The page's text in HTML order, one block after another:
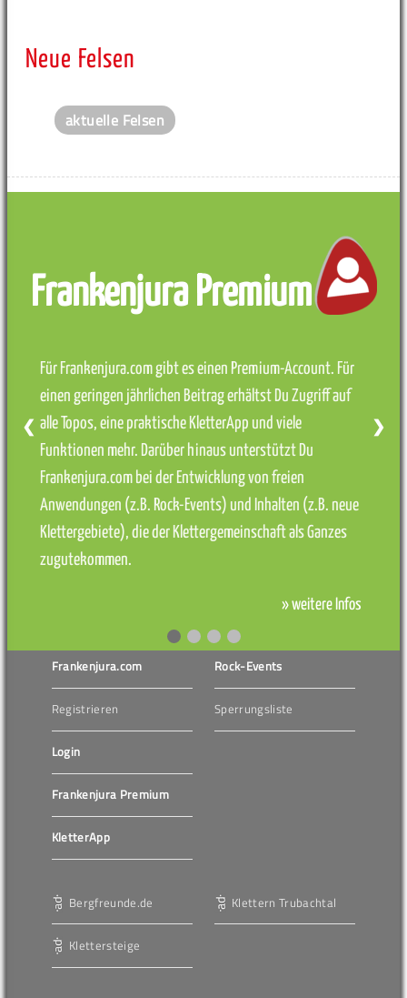
Neue Felsen
aktuelle Felsen
Frankenjura Premium
Für Frankenjura.com gibt es einen Premium-Account. Für
einen geringen jährlichen Beitrag erhältst Du Zugriff auf
alle Topos, eine praktische KletterApp und viele
Funktionen mehr. Darüber hinaus unterstützt Du
Frankenjura.com bei der Entwicklung von freien
Anwendungen (z.B. Rock-Events) und Inhalten (z.B. neue
Klettergebiete), die der Klettergemeinschaft als Ganzes
zugutekommen.
» weitere Infos
❮ ❯
Frankenjura.com
Registrieren
Login
Frankenjura Premium
KletterApp
Rock-Events
Sperrungsliste
Bergfreunde.de
Klettersteige
Klettern Trubachtal